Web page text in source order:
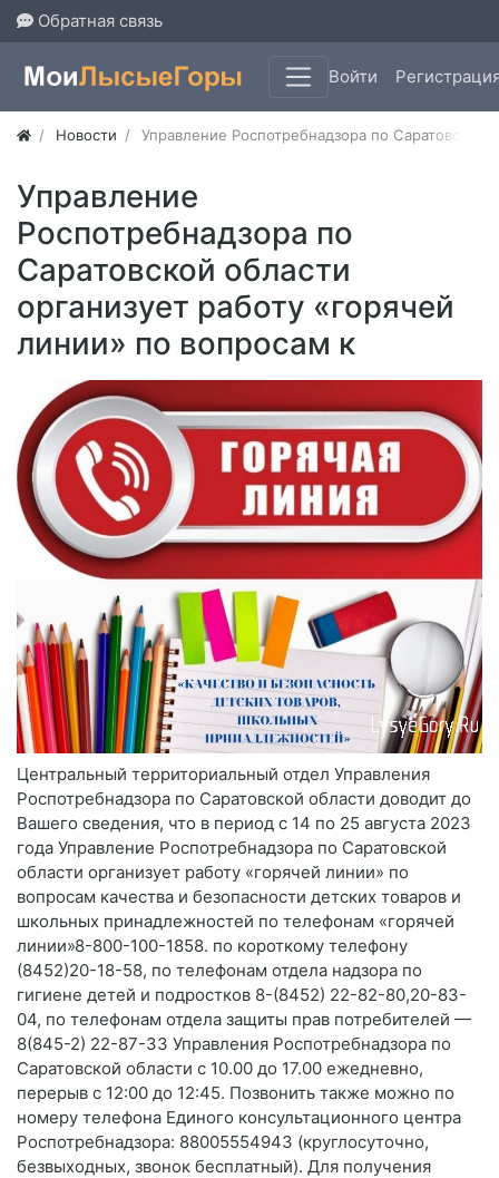
Обратная связь
Войти
Новости Управление Роспотребнадзора по Саратовской
Управление
Роспотребнадзора по
Саратовской области
организует работу «горячей
линии» по вопросам к
Центральный территориальный отдел Управления
Роспотребнадзора по Саратовской области доводит до
Вашего сведения, что в период с 14 по 25 августа 2023
года Управление Роспотребнадзора по Саратовской
области организует работу «горячей линии» по
вопросам качества и безопасности детских товаров и
школьных принадлежностей по телефонам «горячей
линии»8-800-100-1858. по короткому телефону
(8452)20-18-58, по телефонам отдела надзора по
гигиене детей и подростков 8-(8452) 22-82-80,20-83-
04, по телефонам отдела защиты прав потребителей —
8(845-2) 22-87-33 Управления Роспотребнадзора по
Саратовской области с 10.00 до 17.00 ежедневно,
перерыв с 12:00 до 12:45. Позвонить также можно по
номеру телефона Единого консультационного центра
Роспотребнадзора: 88005554943 (круглосуточно,
безвыходных, звонок бесплатный). Для получения